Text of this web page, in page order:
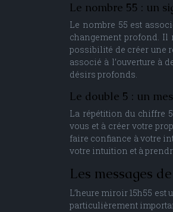
Le nombre 55 : un
Le nombre 55 est
changement profond. Il
possibilité de créer une
associé à l’ouverture à
désirs profonds.
Le double 5 : un
La répétition du chiffre
vous et à créer votre
faire confiance à votre
votre intuition et à
Les messages
L’heure miroir 15h55
particulièrement